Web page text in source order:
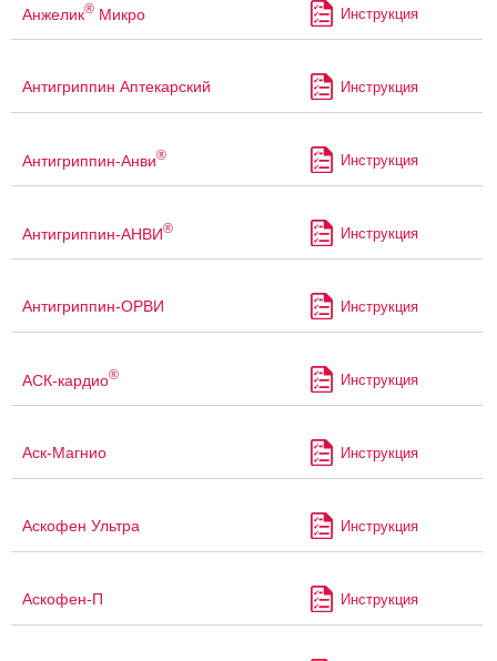
Анжелик® Микро Инструкция
Антигриппин Аптекарский Инструкция
Антигриппин-Анви® Инструкция
Антигриппин-АНВИ® Инструкция
Антигриппин-ОРВИ Инструкция
АСК-кардио® Инструкция
Аск-Магнио Инструкция
Аскофен Ультра Инструкция
Аскофен-П Инструкция